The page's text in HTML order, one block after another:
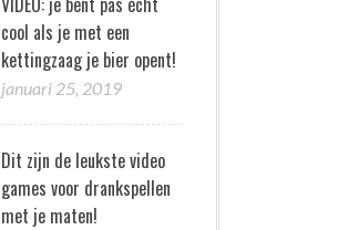
cool als je met een
kettingzaag je bier opent!
januari 25, 2019
Dit zijn de leukste video
games voor drankspellen
met je maten!